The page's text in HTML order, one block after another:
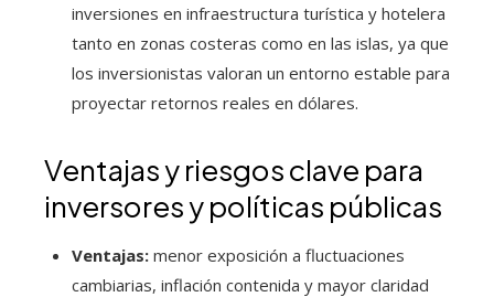
inversiones en infraestructura turística y hotelera
tanto en zonas costeras como en las islas, ya que
los inversionistas valoran un entorno estable para
proyectar retornos reales en dólares.
Ventajas y riesgos clave para
inversores y políticas públicas
Ventajas: menor exposición a fluctuaciones
cambiarias, inflación contenida y mayor claridad